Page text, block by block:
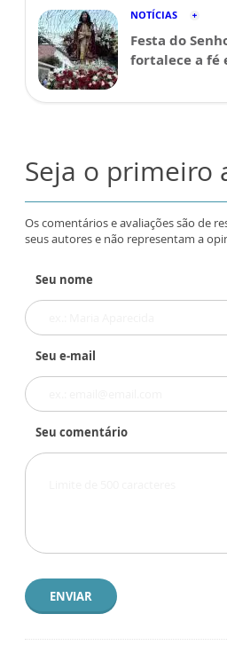
NOTÍCIAS
Festa do
fortalece a fé
Seja o primeiro
Os comentários e avaliações são de
seus autores e não representam a
Seu nome
Seu e-mail
Seu comentário
ENVIAR